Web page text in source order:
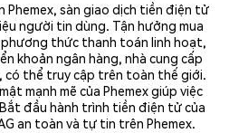
Phemex, sàn giao dịch tiền điện tử
người tin dùng. Tận hưởng mua
thức thanh toán linh hoạt,
khoản ngân hàng, nhà cung cấp
có thể truy cập trên toàn thế giới.
mạnh mẽ của Phemex giúp việc
đầu hành trình tiền điện tử của
an toàn và tự tin trên Phemex.